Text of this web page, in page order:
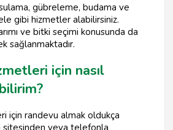
sulama, gübreleme, budama ve
gibi hizmetler alabilirsiniz.
ve bitki seçimi konusunda da
sağlanmaktadır.
için nasıl
için randevu almak oldukça